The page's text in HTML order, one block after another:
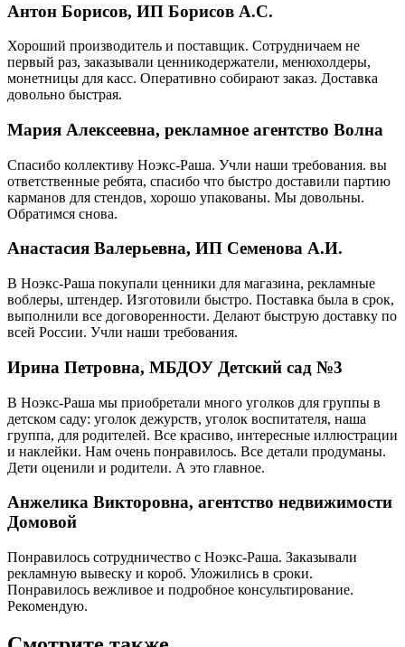
Антон Борисов, ИП Борисов А.С.
Хороший производитель и поставщик. Сотрудничаем не
первый раз, заказывали ценникодержатели, менюхолдеры,
монетницы для касс. Оперативно собирают заказ. Доставка
довольно быстрая.
Мария Алексеевна, рекламное агентство Волна
Спасибо коллективу Ноэкс-Раша. Учли наши требования. вы
ответственные ребята, спасибо что быстро доставили партию
карманов для стендов, хорошо упакованы. Мы довольны.
Обратимся снова.
Анастасия Валерьевна, ИП Семенова А.И.
В Ноэкс-Раша покупали ценники для магазина, рекламные
воблеры, штендер. Изготовили быстро. Поставка была в срок,
выполнили все договоренности. Делают быструю доставку по
всей России. Учли наши требования.
Ирина Петровна, МБДОУ Детский сад №3
В Ноэкс-Раша мы приобретали много уголков для группы в
детском саду: уголок дежурств, уголок воспитателя, наша
группа, для родителей. Все красиво, интересные иллюстрации
и наклейки. Нам очень понравилось. Все детали продуманы.
Дети оценили и родители. А это главное.
Анжелика Викторовна, агентство недвижимости
Домовой
Понравилось сотрудничество с Ноэкс-Раша. Заказывали
рекламную вывеску и короб. Уложились в сроки.
Понравилось вежливое и подробное консультирование.
Рекомендую.